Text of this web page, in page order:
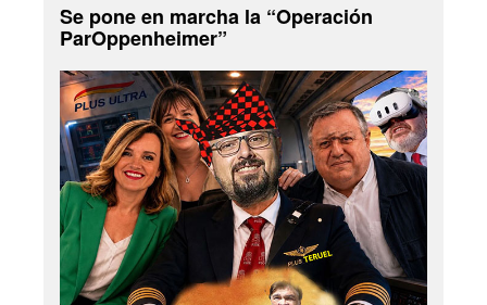
Se pone en marcha la “Operación
ParOppenheimer”